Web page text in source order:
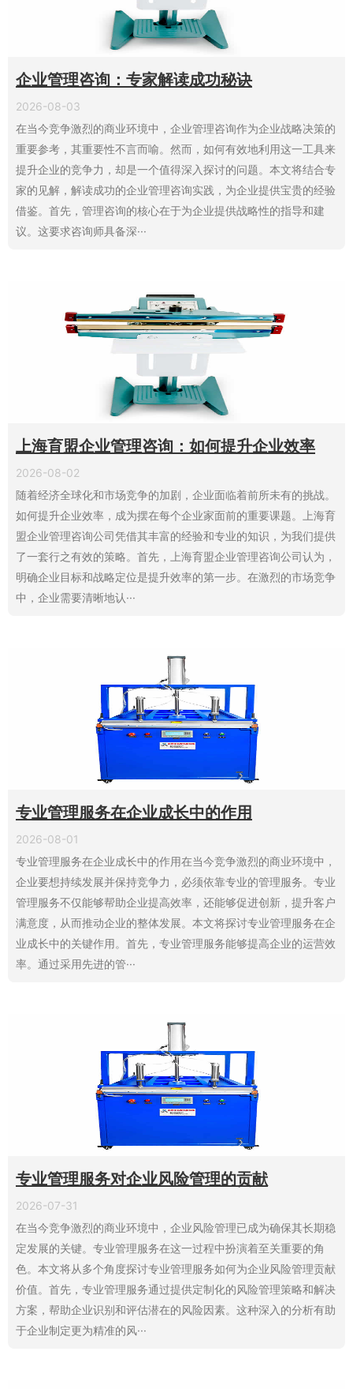
企业管理咨询：专家解读成功秘诀
2026-08-03
在当今竞争激烈的商业环境中，企业管理咨询作为企业战略决策的
重要参考，其重要性不言而喻。然而，如何有效地利用这一工具来
提升企业的竞争力，却是一个值得深入探讨的问题。本文将结合专
家的见解，解读成功的企业管理咨询实践，为企业提供宝贵的经验
借鉴。首先，管理咨询的核心在于为企业提供战略性的指导和建
议。这要求咨询师具备深···
上海育盟企业管理咨询：如何提升企业效率
2026-08-02
随着经济全球化和市场竞争的加剧，企业面临着前所未有的挑战。
如何提升企业效率，成为摆在每个企业家面前的重要课题。上海育
盟企业管理咨询公司凭借其丰富的经验和专业的知识，为我们提供
了一套行之有效的策略。首先，上海育盟企业管理咨询公司认为，
明确企业目标和战略定位是提升效率的第一步。在激烈的市场竞争
中，企业需要清晰地认···
专业管理服务在企业成长中的作用
2026-08-01
专业管理服务在企业成长中的作用在当今竞争激烈的商业环境中，
企业要想持续发展并保持竞争力，必须依靠专业的管理服务。专业
管理服务不仅能够帮助企业提高效率，还能够促进创新，提升客户
满意度，从而推动企业的整体发展。本文将探讨专业管理服务在企
业成长中的关键作用。首先，专业管理服务能够提高企业的运营效
率。通过采用先进的管···
专业管理服务对企业风险管理的贡献
2026-07-31
在当今竞争激烈的商业环境中，企业风险管理已成为确保其长期稳
定发展的关键。专业管理服务在这一过程中扮演着至关重要的角
色。本文将从多个角度探讨专业管理服务如何为企业风险管理贡献
价值。首先，专业管理服务通过提供定制化的风险管理策略和解决
方案，帮助企业识别和评估潜在的风险因素。这种深入的分析有助
于企业制定更为精准的风···